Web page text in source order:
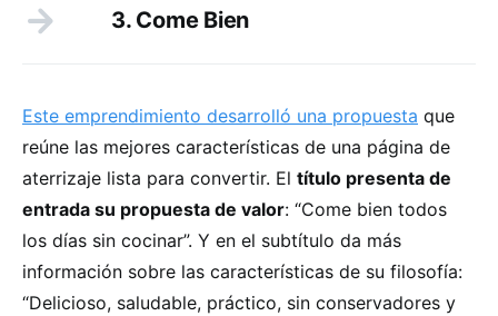
3. Come Bien
Este emprendimiento desarrolló una propuesta que
reúne las mejores características de una página de
aterrizaje lista para convertir. El título presenta de
entrada su propuesta de valor: “Come bien todos
los días sin cocinar”. Y en el subtítulo da más
información sobre las características de su filosofía:
“Delicioso, saludable, práctico, sin conservadores y